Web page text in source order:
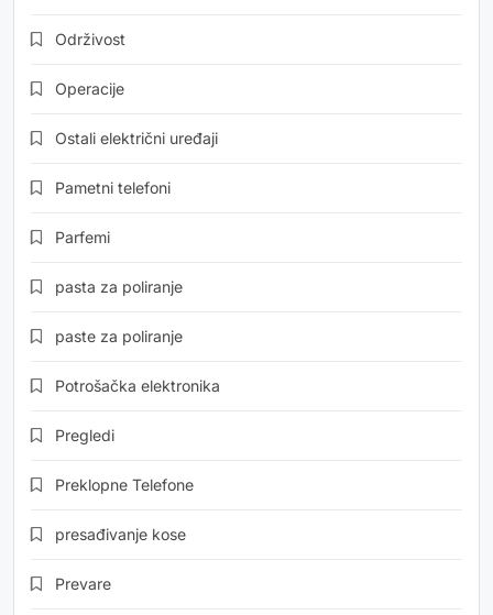
Održivost
Operacije
Ostali električni uređaji
Pametni telefoni
Parfemi
pasta za poliranje
paste za poliranje
Potrošačka elektronika
Pregledi
Preklopne Telefone
presađivanje kose
Prevare